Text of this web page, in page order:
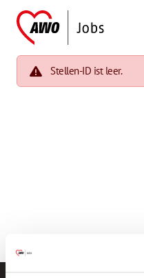
Stellen-ID ist leer.